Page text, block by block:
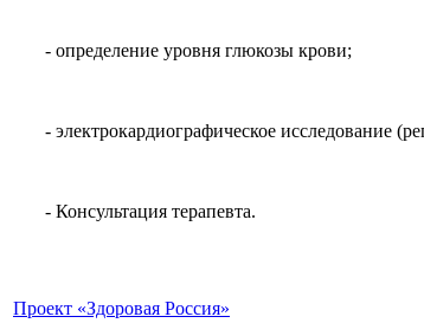
- определение уровня глюкозы крови;
- электрокардиографическое исследование
- Консультация терапевта.
Проект «Здоровая Россия»